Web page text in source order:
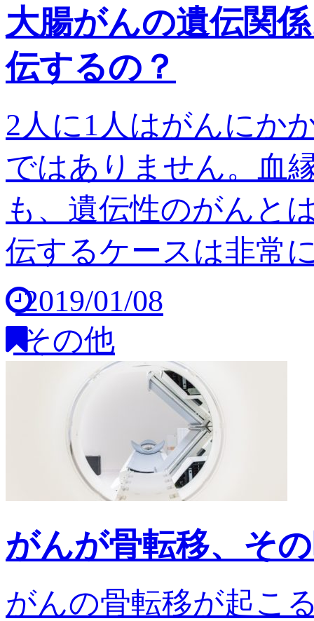
大腸がんの遺伝関
伝するの？
2人に1人はがんにか
ではありません。血
も、遺伝性のがんと
伝するケースは非常
2019/01/08
その他
がんが骨転移、そ
がんの骨転移が起こ